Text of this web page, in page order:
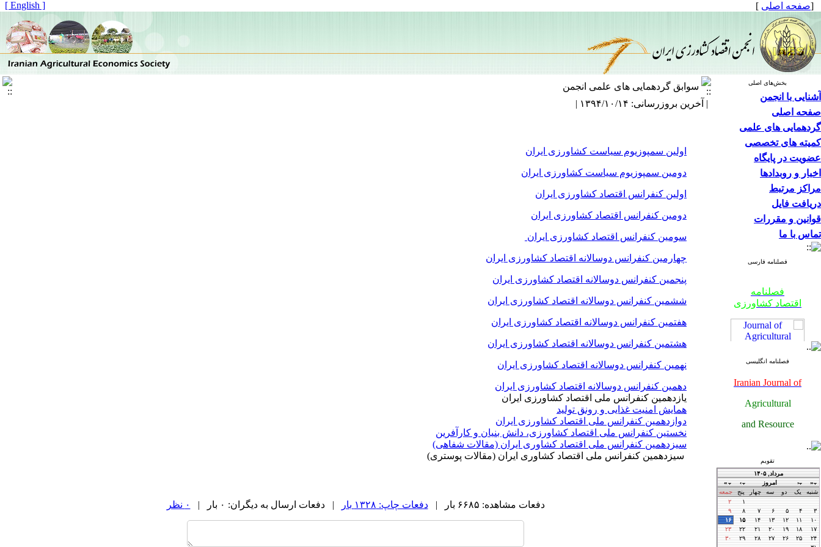
[صفحه اصلی ]
[ English ]
بخش‌های اصلی
آشنایی با انجمن
صفحه اصلی
گردهمایی های علمی
کمیته های تخصصی
عضویت در پایگاه
اخبار و روبدادها
مراکز مرتبط
دریافت فایل
قوانین و مقررات
تماس با ما
فصلنامه فارسی
فصلنامه
اقتصاد کشاورزی
اقتصاد کشاورزی
فصلنامه
اقتصاد کشاورزی
فصلنامه انگلیسی
Iranian Journal of
Agricultural
and Resource
تقویم
سوابق گردهمایی های علمی انجمن
| آخرین بروزرسانی: ۱۳۹۴/۱۰/۱۴ |
اولین سمپوزیوم سیاست کشاورزی ایران
دومین سمپوزیوم سیاست کشاورزی ایران
اولین کنفرانس اقتصاد کشاورزی ایران
دومین کنفرانس اقتصاد کشاورزی ایران
سومین کنفرانس اقتصاد کشاورزی ایران
چهارمین کنفرانس دوسالانه اقتصاد کشاورزی ایران
پنجمین کنفرانس دوسالانه اقتصاد کشاورزی ایران
ششمین کنفرانس دوسالانه اقتصاد کشاورزی ایران
هفتمین کنفرانس دوسالانه اقتصاد کشاورزی ایران
هشتمین کنفرانس دوسالانه اقتصاد کشاورزی ایران
نهمین کنفرانس دوسالانه اقتصاد کشاورزی ایران
دهمین کنفرانس دوسالانه اقتصاد کشاورزی ایران
یازدهمین کنفرانس ملی اقتصاد کشاورزی ایران
همایش امنیت غذایی و رونق تولید
دوازدهمین کنفرانس ملی اقتصاد کشاورزی ایران
نخستین کنفرانس ملی اقتصاد کشاورزی، دانش بنیان و کارآفرین
سیزدهمین کنفرانس ملی اقتصاد کشاوری ایران (مقالات شفاهی)
سیزدهمین کنفرانس ملی اقتصاد کشاوری ایران (مقالات پوستری)
دفعات مشاهده: ۶۶۸۵ بار | دفعات چاپ: ۱۳۲۸ بار | دفعات ارسال به دیگران: ۰ بار | ۰ نظر